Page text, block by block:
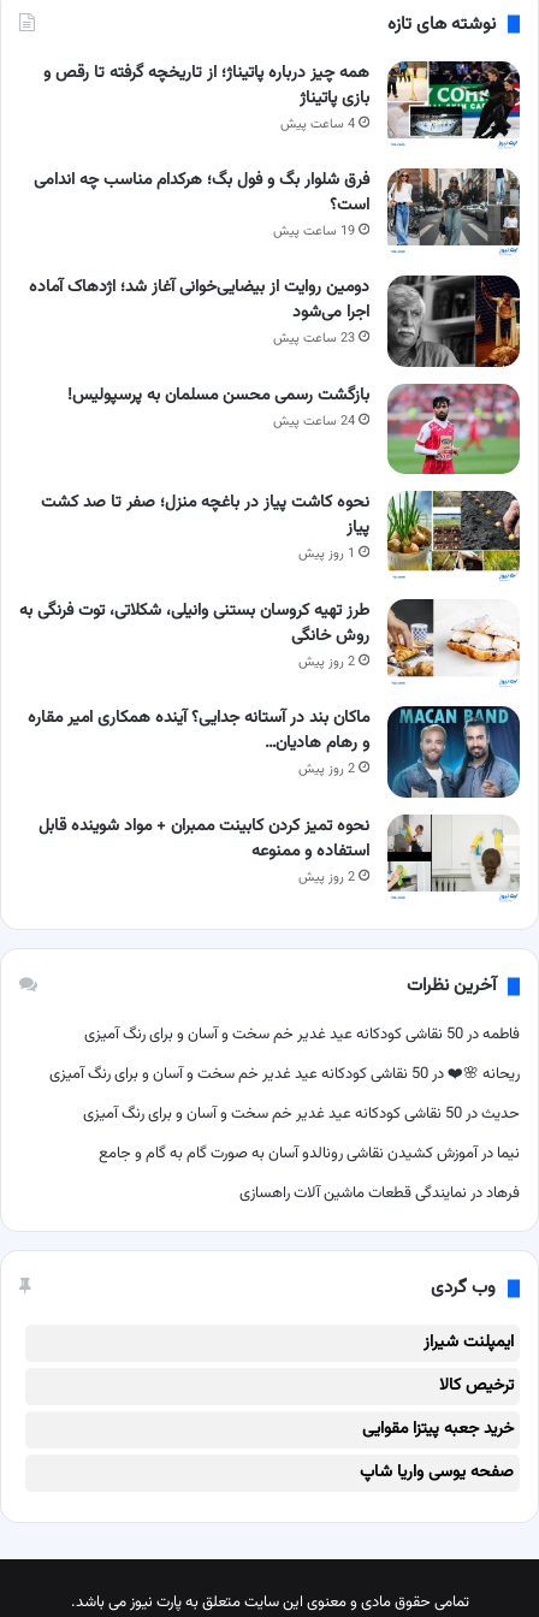
نوشته های تازه
همه چیز درباره پاتیناژ؛ از تاریخچه گرفته تا رقص و
بازی پاتیناژ
4 ساعت پیش
فرق شلوار بگ و فول بگ؛ هرکدام مناسب چه اندامی
است؟
19 ساعت پیش
دومین روایت از بیضایی‌خوانی آغاز شد؛ اژدهاک آماده
اجرا می‌شود
23 ساعت پیش
بازگشت رسمی محسن مسلمان به پرسپولیس!
24 ساعت پیش
نحوه کاشت پیاز در باغچه منزل؛ صفر تا صد کشت
پیاز
1 روز پیش
طرز تهیه کروسان بستنی وانیلی، شکلاتی، توت فرنگی به
روش خانگی
2 روز پیش
ماکان بند در آستانه جدایی؟ آینده همکاری امیر مقاره
و رهام هادیان…
2 روز پیش
نحوه تمیز کردن کابینت ممبران + مواد شوینده قابل
استفاده و ممنوعه
2 روز پیش
آخرین نظرات
فاطمهدر50 نقاشی کودکانه عید غدیر خم سخت و آسان و برای رنگ آمیزی
ریحانه 🌸❤️در50 نقاشی کودکانه عید غدیر خم سخت و آسان و برای رنگ آمیزی
حدیثدر50 نقاشی کودکانه عید غدیر خم سخت و آسان و برای رنگ آمیزی
نیما درآموزش کشیدن نقاشی رونالدو آسان به صورت گام به گام و جامع
فرهاددر نمایندگی قطعات ماشین آلات راهسازی
وب گردی
ایمپلنت شیراز
ترخیص کالا
خرید جعبه پیتزا مقوایی
صفحه یوسی واریا شاپ
تمامی حقوق مادی و معنوی این سایت متعلق به پارت نیوز می باشد.